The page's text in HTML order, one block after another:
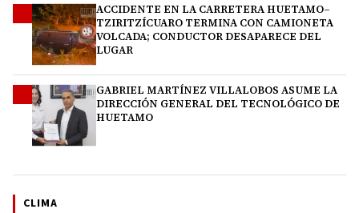
ACCIDENTE EN LA CARRETERA HUETAMO–
TZIRITZÍCUARO TERMINA CON CAMIONETA
VOLCADA; CONDUCTOR DESAPARECE DEL
LUGAR
GABRIEL MARTÍNEZ VILLALOBOS ASUME LA
DIRECCIÓN GENERAL DEL TECNOLÓGICO DE
HUETAMO
CLIMA